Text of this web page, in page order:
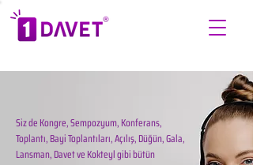
Siz de Kongre, Sempozyum, Konferans,
Toplantı, Bayi Toplantıları, Açılış, Düğün, Gala,
Lansman, Davet ve Kokteyl gibi bütün